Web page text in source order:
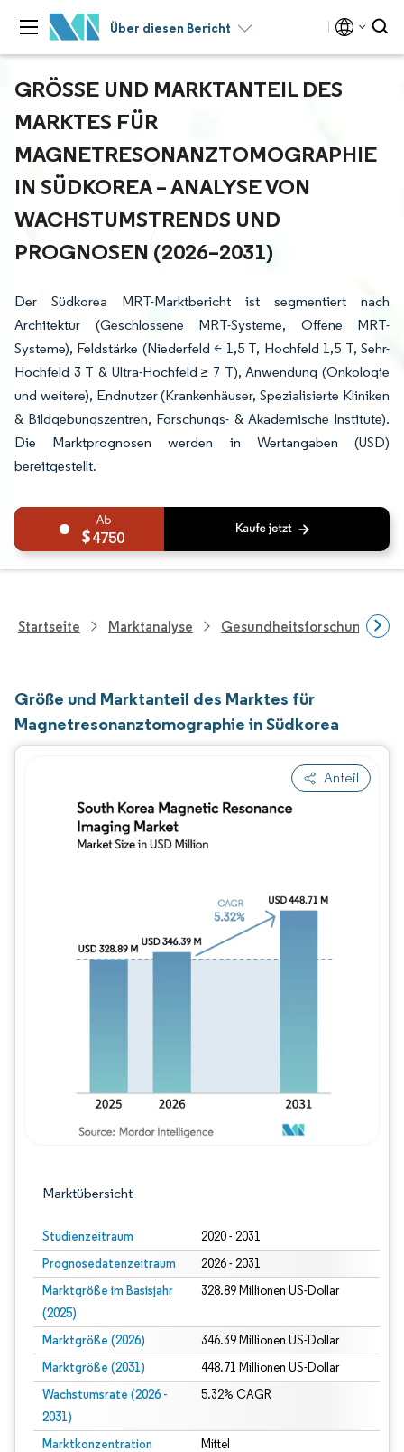
Über diesen Bericht
GRÖSSE UND MARKTANTEIL DES M
ARKTES FÜR M
AGNETRESONANZTOMOGRAPHIE I
N SÜDKOREA – ANALYSE VON W
ACHSTUMSTRENDS UND P
ROGNOSEN (2026–2031)
Der Südkorea MRT-Marktbericht ist segmentiert nach
Architektur (Geschlossene MRT-Systeme, Offene MRT-
Systeme), Feldstärke (Niederfeld < 1,5 T, Hochfeld 1,5 T, Sehr-
Hochfeld 3 T & Ultra-Hochfeld ≥ 7 T), Anwendung (Onkologie
und weitere), Endnutzer (Krankenhäuser, Spezialisierte Kliniken
& Bildgebungszentren, Forschungs- & Akademische Institute).
Die Marktprognosen werden in Wertangaben (USD)
bereitgestellt.
4750
Startseite Marktanalyse Gesundheitsforschung
Größe und Marktanteil des Marktes für
Magnetresonanztomographie in Südkorea
Anteil
Marktübersicht
Studienzeitraum 2020 - 2031
Prognosedatenzeitraum 2026 - 2031
Marktgröße im Basisjahr
(2025)
328.89 Millionen US-Dollar
Marktgröße (2026) 346.39 Millionen US-Dollar
Marktgröße (2031) 448.71 Millionen US-Dollar
Wachstumsrate (2026 -
2031)
5.32% CAGR
Marktkonzentration Mittel